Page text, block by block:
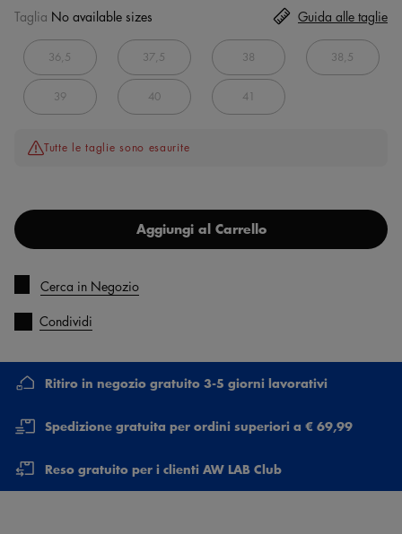
Taglia No available sizes
36,5 37,5 38 38,5
39 40 41
Tutte le taglie sono esaurite
Guida alle taglie
Aggiungi al Carrello
Cerca in Negozio
Condividi
Ritiro in negozio gratuito 3-5 giorni lavorativi
Spedizione gratuita per ordini superiori a € 69,99
Reso gratuito per i clienti AW LAB Club